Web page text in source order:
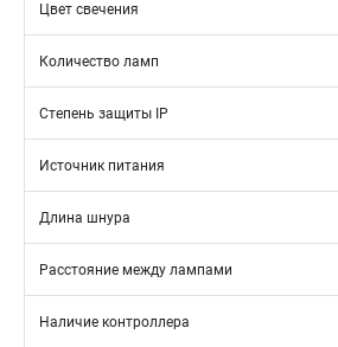
Цвет свечения
Количество ламп
Степень защиты IP
Источник питания
Длина шнура
Расстояние между лампами
Наличие контроллера